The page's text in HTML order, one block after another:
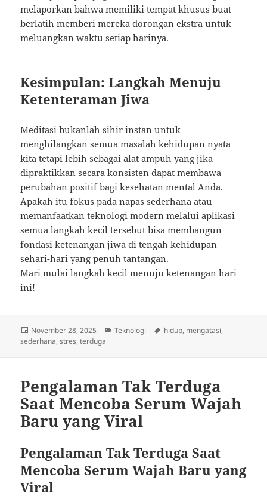
melaporkan bahwa memiliki tempat khusus buat
berlatih memberi mereka dorongan ekstra untuk
meluangkan waktu setiap harinya.
Kesimpulan: Langkah Menuju
Ketenteraman Jiwa
Meditasi bukanlah sihir instan untuk
menghilangkan semua masalah kehidupan nyata
kita tetapi lebih sebagai alat ampuh yang jika
dipraktikkan secara konsisten dapat membawa
perubahan positif bagi kesehatan mental Anda.
Apakah itu fokus pada napas sederhana atau
memanfaatkan teknologi modern melalui aplikasi—
semua langkah kecil tersebut bisa membangun
fondasi ketenangan jiwa di tengah kehidupan
sehari-hari yang penuh tantangan.
Mari mulai langkah kecil menuju ketenangan hari
ini!
Posted
on
November 28, 2025 Categories
Teknologi Tags
hidup, mengatasi,
sederhana,stres,terduga
Pengalaman Tak Terduga
Saat Mencoba Serum Wajah
Baru yang Viral
Pengalaman Tak Terduga Saat
Mencoba Serum Wajah Baru yang
Viral